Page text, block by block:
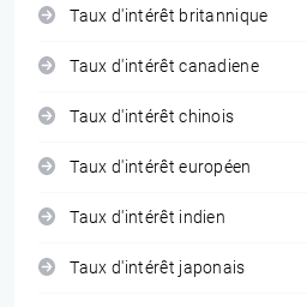
Taux d'intérêt britannique
Taux d'intérêt canadiene
Taux d'intérêt chinois
Taux d'intérêt européen
Taux d'intérêt indien
Taux d'intérêt japonais